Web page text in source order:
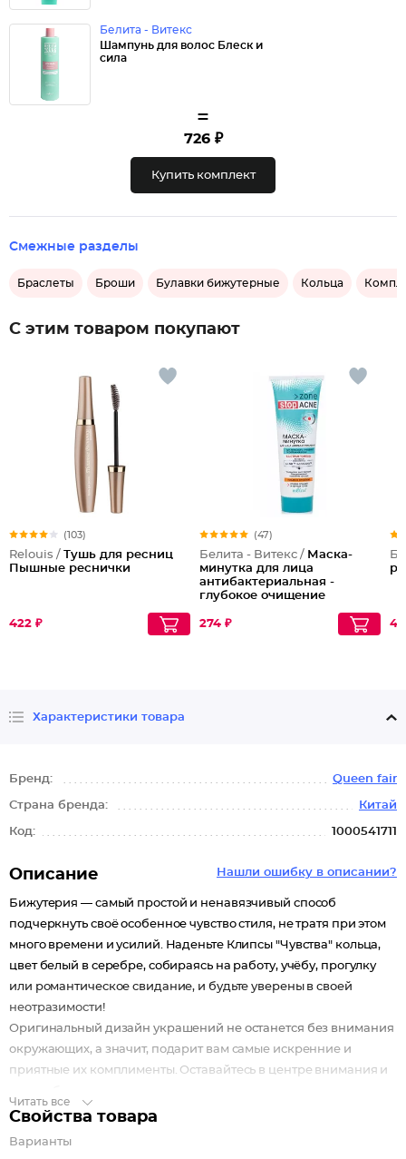
Белита - Витекс
Шампунь для волос Блеск и
сила
=
726 ₽
Купить комплект
Смежные разделы
Браслеты Броши Булавки бижутерные Кольца
С этим товаром покупают
(103)
Relouis / Тушь для ресниц
Пышные реснички
422 ₽
(47)
Белита - Витекс / Маска-
минутка для лица
антибактериальная -
глубокое очищение
274 ₽
Характеристики товара
Бренд: Queen fair
Страна бренда: Китай
Код: 1000541711
Нашли ошибку в описании?
Описание
Бижутерия — самый простой и ненавязчивый способ
подчеркнуть своё особенное чувство стиля, не тратя при этом
много времени и усилий. Наденьте Клипсы "Чувства" кольца,
цвет белый в серебре, собираясь на работу, учёбу, прогулку
или романтическое свидание, и будьте уверены в своей
неотразимости!
Оригинальный дизайн украшений не останется без внимания
окружающих, а значит, подарит вам самые искренние и
приятные их комплименты. Оставайтесь в центре внимания и
«Бижутерия»!
Читать все
Свойства товара
Варианты